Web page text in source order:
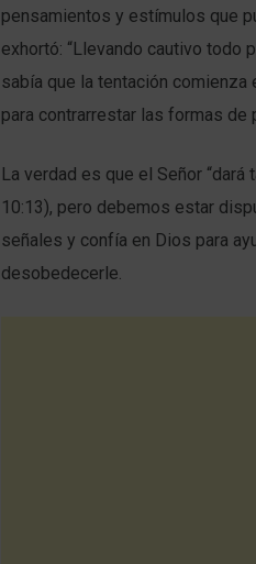
pensamientos y estímulos que
exhortó: “Llevando cautivo todo
sabía que la tentación comienza
para contrarrestar las formas de
La verdad es que el Señor
10:13), pero debemos estar
señales y confía en Dios para
desobedecerle.